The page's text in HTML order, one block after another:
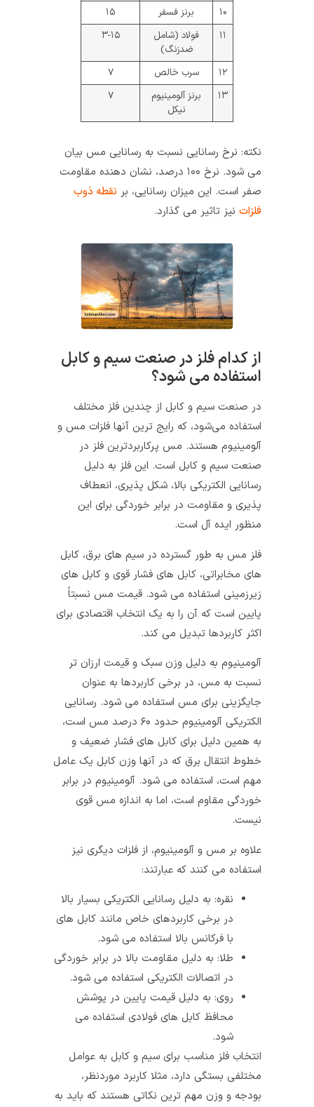
برنز فسفر
۱۵
فولاد (شامل
۳-۱۵
سرب خالص
۷
برنز آلومینیوم
۷
نکته: نرخ رسانایی نسبت به رسانایی مس بیان
می شود. نرخ ۱۰۰ درصد، نشان دهنده مقاومت
صفر است. این میزان رسانایی، برنقطه ذوب
نیز تاثیر می گذارد.
از کدام فلز در صنعت سیم و کابل
استفاده می شود؟
در صنعت سیم و کابل از چندین فلز مختلف
استفاده می‌شود، که رایج ترین آنها فلزات مس و
آلومینیوم هستند. مس پرکاربردترین فلز در
صنعت سیم و کابل است. این فلز به دلیل
رسانایی الکتریکی بالا، شکل‌ پذیری، انعطاف‌
پذیری و مقاومت در برابر خوردگی برای این
منظور ایده‌ آل است.
فلز مس به طور گسترده در سیم‌ های برق، کابل‌
های مخابراتی، کابل‌ های فشار قوی و کابل‌ های
زیرزمینی استفاده می‌ شود. قیمت مس نسبتاً
پایین است که آن را به یک انتخاب اقتصادی برای
اکثر کاربردها تبدیل می‌ کند.
آلومینیوم به دلیل وزن سبک و قیمت ارزان‌ تر
نسبت به مس، در برخی کاربردها به عنوان
جایگزینی برای مس استفاده می‌ شود. رسانایی
الکتریکی آلومینیوم حدود ۶۰ درصد مس است،
به همین دلیل برای کابل‌ های فشار ضعیف و
خطوط انتقال برق که در آنها وزن کابل یک عامل
مهم است، استفاده می‌ شود. آلومینیوم در برابر
خوردگی مقاوم است، اما به اندازه مس قوی
علاوه بر مس و آلومینیوم، از فلزات دیگری نیز
استفاده می کنند که عبارتند:
نقره: به دلیل رسانایی الکتریکی بسیار بالا
در برخی کاربردهای خاص مانند کابل‌ های
با فرکانس بالا استفاده می‌ شود.
طلا: به دلیل مقاومت بالا در برابر خوردگی
در اتصالات الکتریکی استفاده می‌ شود.
روی: به دلیل قیمت پایین در پوشش
محافظ کابل‌ های فولادی استفاده می‌
انتخاب فلز مناسب برای سیم و کابل به عوامل
مختلفی بستگی دارد، مثلا کاربرد موردنظر،
بودجه و وزن مهم ترین نکاتی هستند که باید به